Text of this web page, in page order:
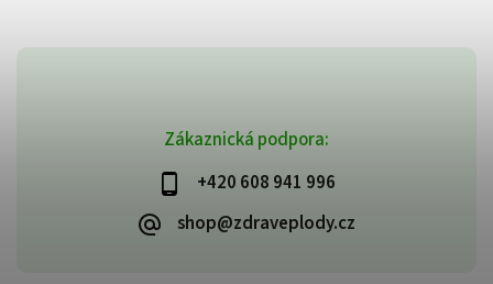
Zákaznická podpora:
+420 608 941 996
shop@zdraveplody.cz